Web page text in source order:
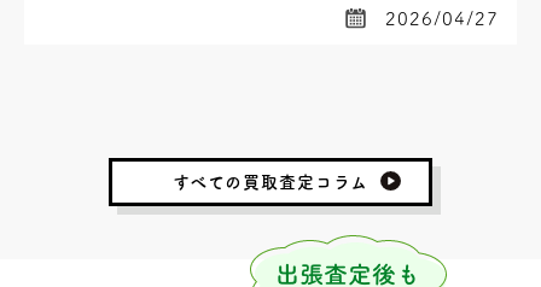
2026/04/27
すべての買取査定コラム